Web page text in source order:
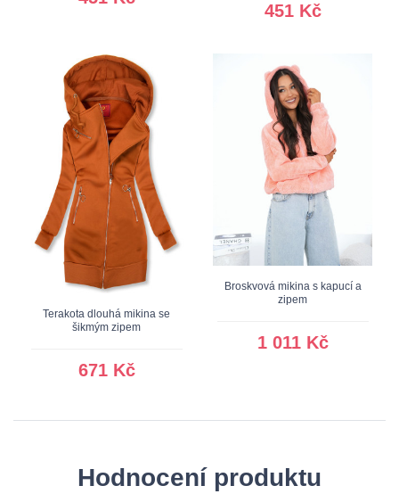
451 Kč
Terakota dlouhá mikina se
šikmým zipem
671 Kč
Broskvová mikina s kapucí a
zipem
1 011 Kč
Hodnocení produktu